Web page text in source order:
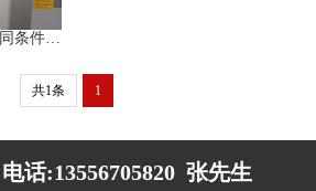
共1条 1
电话:13556705820 张先生